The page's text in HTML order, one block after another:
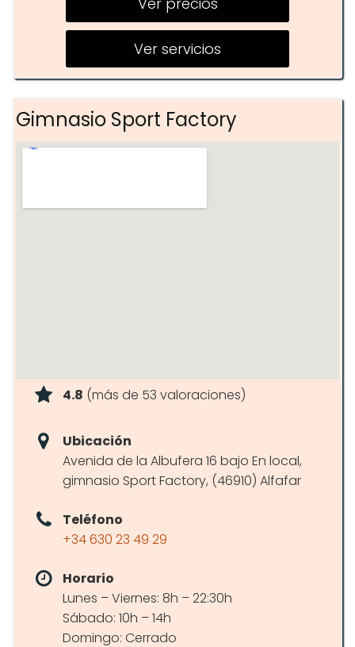
BODYPUMP
FUNCIONAL BOXING
ZUMBA
SPINNING
Ver servicios
Gimnasio Sport Factory
4.8 (más de 53 valoraciones)
Ubicación
Avenida de la Albufera 16 bajo En local,
gimnasio Sport Factory, (46910) Alfafar
Teléfono
+34 630 23 49 29
Horario
Lunes – Viernes: 8h – 22:30h
Sábado: 10h – 14h
Domingo: Cerrado